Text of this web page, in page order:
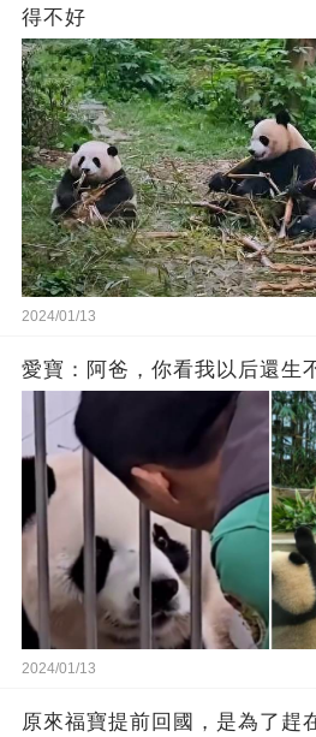
得不好
2024/01/13
愛寶：阿爸，你看我以后還生
2024/01/13
原來福寶提前回國，是為了趕